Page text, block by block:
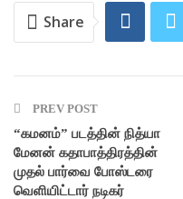
Share
PREV POST
“கமனம்” படத்தின் நித்யா
மேனன் கதாபாத்திரத்தின்
முதல் பார்வை போஸ்டரை
வெளியிட்டார் நடிகர்